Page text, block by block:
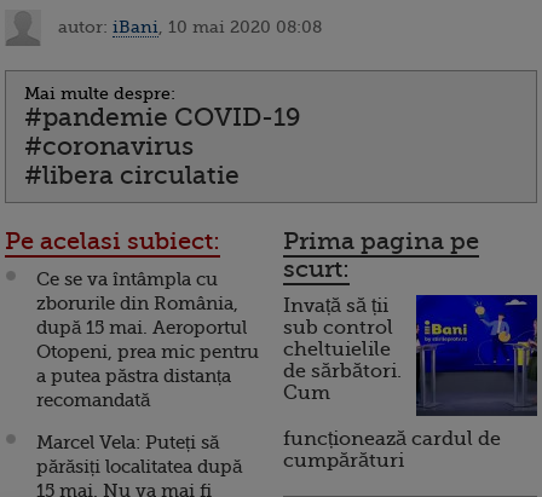
autor: iBani , 10 mai 2020 08:08
Mai multe despre:
#pandemie COVID-19
#coronavirus
#libera circulatie
Pe acelasi subiect:
Ce se va întâmpla cu
zborurile din România,
după 15 mai. Aeroportul
Otopeni, prea mic pentru
a putea păstra distanța
recomandată
Marcel Vela: Puteți să
părăsiți localitatea după
15 mai. Nu va mai fi
Prima pagina pe
scurt:
Invață să ții
sub control
cheltuielile
de sărbători.
Cum
funcționează cardul de
cumpărături